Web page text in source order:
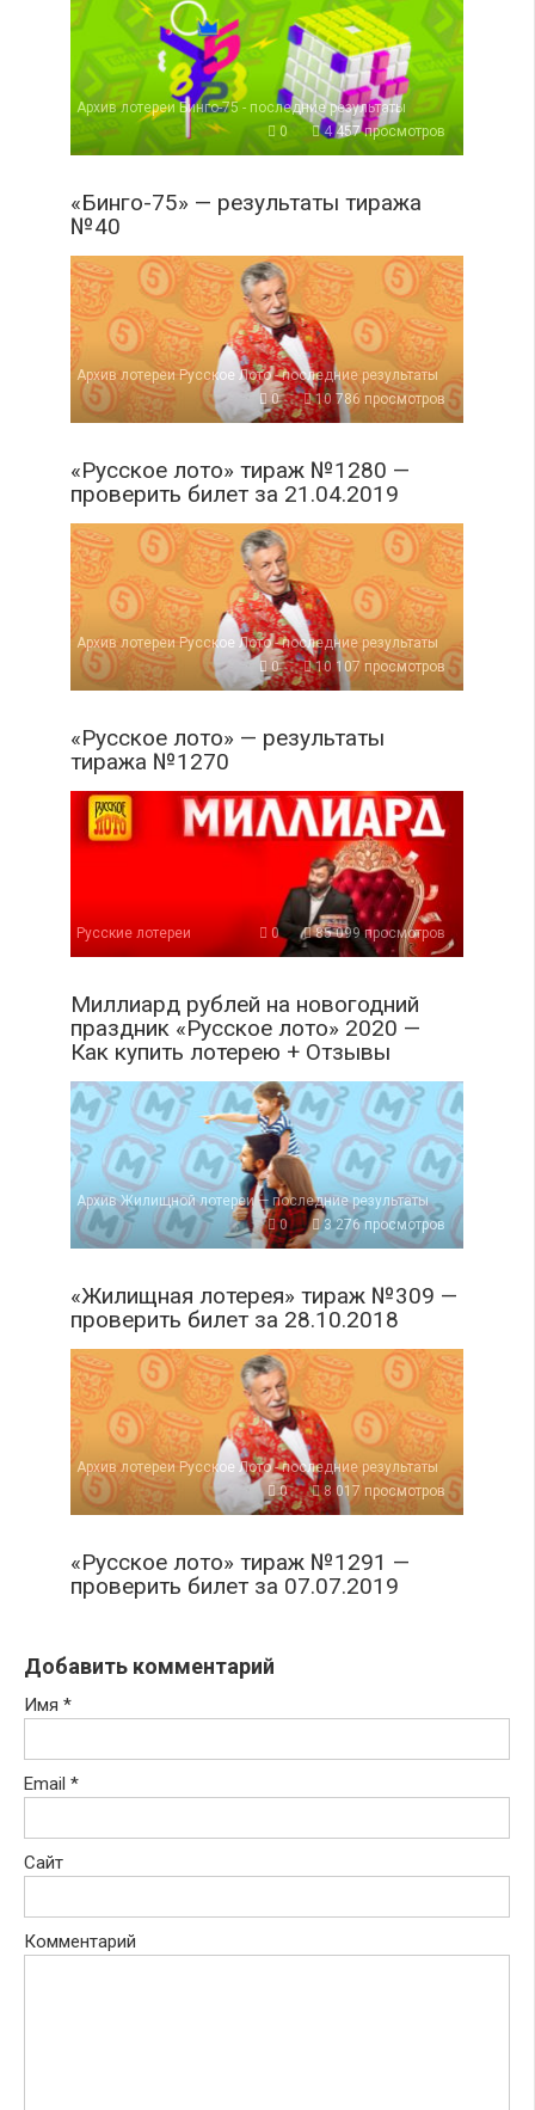
Архив лотереи Бинго-75 - последние результаты
0
4 457 просмотров
«Бинго-75» — результаты тиража
№40
Архив лотереи Русское Лото - последние результаты
0
10 786 просмотров
«Русское лото» тираж №1280 —
проверить билет за 21.04.2019
Архив лотереи Русское Лото - последние результаты
0
10 107 просмотров
«Русское лото» — результаты
тиража №1270
Русские лотереи 0 85 099 просмотров
Миллиард рублей на новогодний
праздник «Русское лото» 2020 —
Как купить лотерею + Отзывы
Архив Жилищной лотереи — последние результаты
0
3 276 просмотров
«Жилищная лотерея» тираж №309 —
проверить билет за 28.10.2018
Архив лотереи Русское Лото - последние результаты
0
8 017 просмотров
«Русское лото» тираж №1291 —
проверить билет за 07.07.2019
Добавить комментарий
Имя *
Email *
Сайт
Комментарий